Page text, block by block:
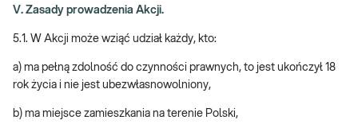
V. Zasady prowadzenia Akcji.
5.1. W Akcji może wziąć udział każdy, kto:
a) ma pełną zdolność do czynności prawnych, to jest ukończył 18
rok życia i nie jest ubezwłasnowolniony,
b) ma miejsce zamieszkania na terenie Polski,